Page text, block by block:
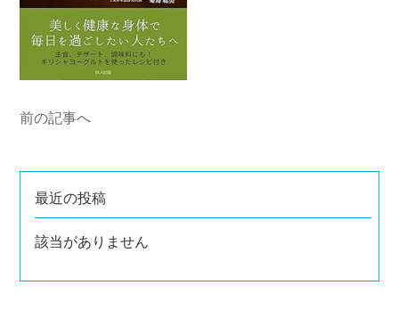
前の記事へ
最近の投稿
該当がありません